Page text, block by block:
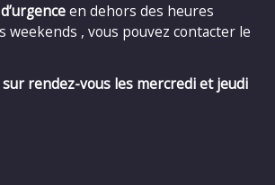
en dehors des heures
weekends , vous pouvez contacter le
sur rendez-vous les mercredi et jeudi